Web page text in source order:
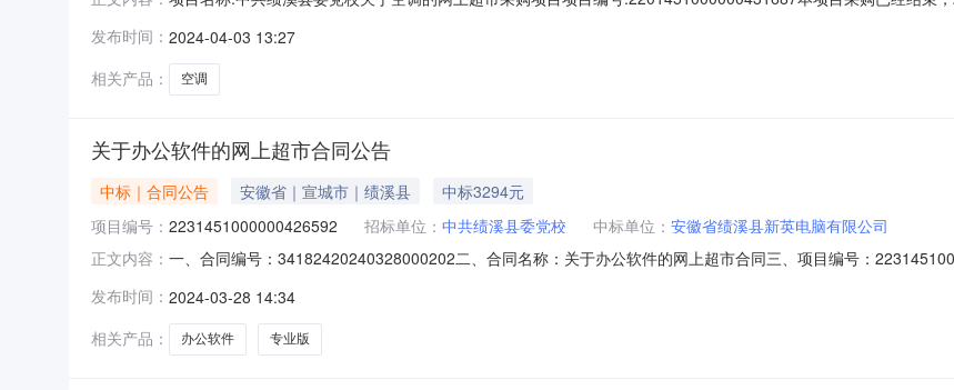
党校采购单位地址:/采购单位联系人和联系方式:三、成交信息交易方式:直接采购成交日期:2024年4月3日总成交金
发布时间： 2024-04-03 13:27
相关产品：
空调
关于办公软件的网上超市合同公告
中标｜合同公告 安徽省｜宣城市｜绩溪县
中标3294元
项目编号： 2231451000000426592 招标单位： 中共绩溪县委党校 中标单位： 安徽省绩溪县新英电脑有限公司
正文内容： 一、合同编号：34182420240328000202二、合同名称：关于办公软件的网上超市合同三、项目编号：
地址：安徽省宣城市绩溪县安徽省宣城市绩溪县老人武部左侧店面房联系方式：13966170752六、合同主体信息1.
发布时间： 2024-03-28 14:34
相关产品：
办公软件 专业版